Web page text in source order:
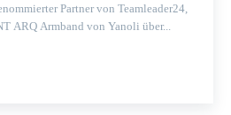
Partner von Teamleader24,
ARQ Armband von Yanoli über...